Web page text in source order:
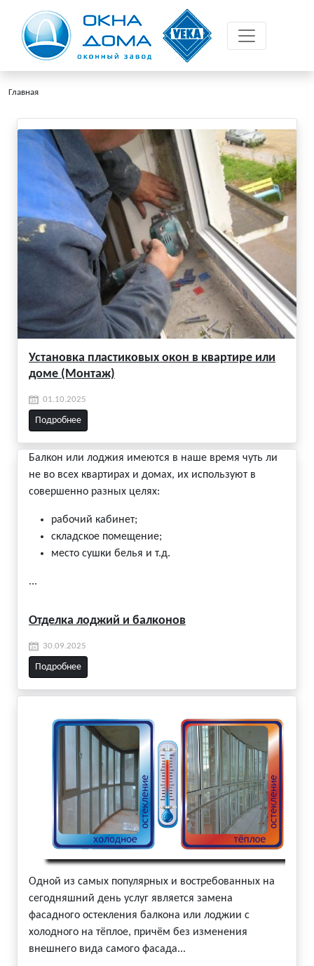
Главная
Установка пластиковых окон в квартире или
доме (Монтаж)
01.10.2025
Подробнее
Балкон или лоджия имеются в наше время чуть ли
не во всех квартирах и домах, их используют в
совершенно разных целях:
рабочий кабинет;
складское помещение;
место сушки белья и т.д.
...
Отделка лоджий и балконов
30.09.2025
Подробнее
Одной из самых популярных и востребованных на
сегодняшний день услуг является замена
фасадного остекления балкона или лоджии с
холодного на тёплое, причём без изменения
внешнего вида самого фасада...